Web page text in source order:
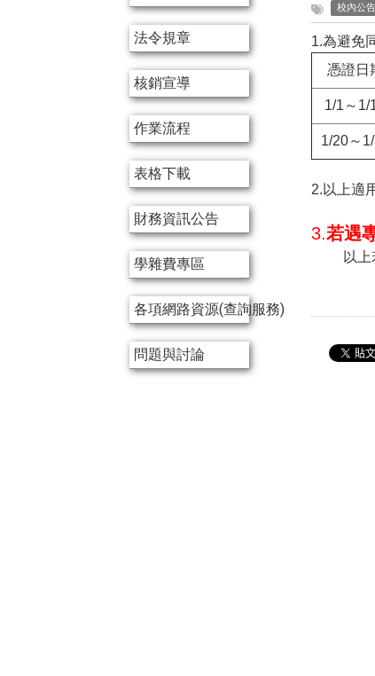
法令規章
核銷宣導
作業流程
表格下載
財務資訊公告
學雜費專區
各項網路資源(查詢服務)
問題與討論
校內公
1.為避免
憑證日
1/1 ～ 1/
1/20～
2. 以上適
3.若遇
以